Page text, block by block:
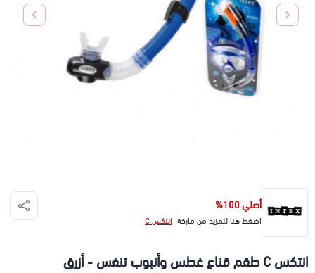
أصلي 100%
اضغط هنا للمزيد من ماركة انتكس C
انتكس C طقم قناع غطس وأنبوب تنفس - أزرق